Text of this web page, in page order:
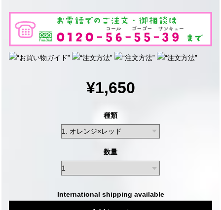
¥1,650
種類
数量
International shipping available